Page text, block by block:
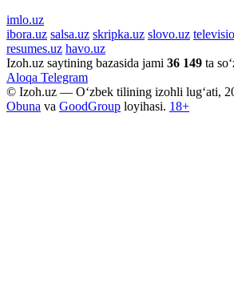
imlo.uz
ibora.uz salsa.uz skripka.uz slovo.uz
resumes.uz havo.uz
Izoh.uz saytining bazasida jami 36 149 ta
Aloqa Telegram
© Izoh.uz — O‘zbek tilining izohli lug‘ati,
Obuna va GoodGroup loyihasi. 18+